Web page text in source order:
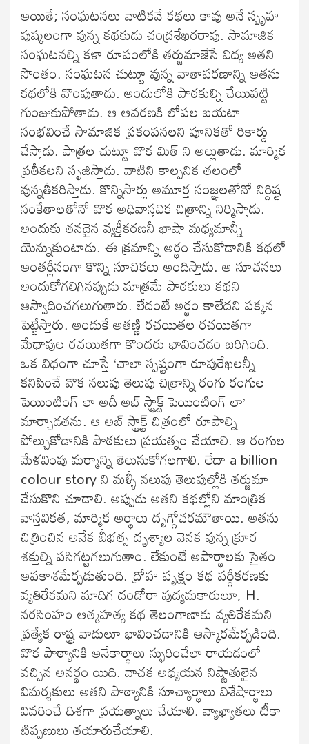
అయితే; సంఘటనలు వాటికవే కథలు కావు అనే స్పృహ
పుష్కలంగా వున్న కథకుడు చంద్రశేఖరరావు. సామాజిక
సంఘటనల్ని కళా రూపంలోకి తర్జుమాజేసే విద్య అతని
సొంతం. సంఘటన చుట్టూ వున్న వాతావరణాన్ని అతను
కథలోకి వొంపుతాడు. అందులోకి పాఠకుల్ని చేయిపట్టి
గుంజుకుపోతాడు. ఆ ఆవరణకి లోపల బయటా
సంభవించే సామాజిక ప్రకంపనలని పూనికతో రికార్డు
చేస్తాడు. పాత్రల చుట్టూ వొక మిత్ ని అల్లుతాడు. మార్మిక
ప్రతీకలని సృజిస్తాడు. వాటిని కాల్పనిక తలంలో
వున్నతీకరిస్తాడు. కొన్నిసార్లు అమూర్త సంజ్ఞలతోనో నిర్దిష్ట
సంకేతాలతోనో వొక అధివాస్తవిక చిత్రాన్ని నిర్మిస్తాడు.
అందుకు తనదైన వ్యక్తీకరణనీ భాషా మధ్యమాన్నీ
యెన్నుకుంటాడు. ఈ క్రమాన్ని అర్థం చేసుకోడానికి కథలో
అంతర్లీనంగా కొన్ని సూచికలు అందిస్తాడు. ఆ సూచనలు
అందుకోగలిగినప్పుడు మాత్రమే పాఠకులు కథని
ఆస్వాదించగలుగుతారు. లేదంటే అర్థం కాలేదని పక్కన
పెట్టేస్తారు. అందుకే అతణ్ణి రచయితల రచయితగా
మేధావుల రచయితగా కొందరు భావించడం జరిగింది.
ఒక విధంగా చూస్తే ‘చాలా స్పష్టంగా రూపురేఖలన్నీ
కనిపించే వొక నలుపు తెలుపు చిత్రాన్ని రంగు రంగుల
పెయింటింగ్ లా అదీ అబ్ స్ట్రాక్ట్ పెయింటింగ్ లా’
మార్చాడతను. ఆ అబ్ స్ట్రాక్ట్ చిత్రంలో రూపాల్ని
పోల్చుకోడానికి పాఠకులు ప్రయత్నం చేయాలి. ఆ రంగుల
మేళవింపు మర్మాన్ని తెలుసుకోగలగాలి. లేదా a billion
colour story ని మళ్ళీ నలుపు తెలుపుల్లోకి తర్జుమా
చేసుకొని చూడాలి. అప్పుడు అతని కథల్లోని మాంత్రిక
వాస్తవికత, మార్మిక అర్థాలు దృగ్గోచరమౌతాయి. అతను
చిత్రించిన అనేక బీభత్స దృశ్యాల వెనక వున్న క్రూర
శక్తుల్ని పసిగట్టగలుగుతాం. లేకుంటే అపార్థాలకు సైతం
అవకాశమేర్పడుతుంది. ద్రోహ వృక్షం కథ వర్గీకరణకు
వ్యతిరేకమని మాదిగ దండోరా వుద్యమకారులూ, H.
నరసింహం ఆత్మహత్య కథ తెలంగాణాకు వ్యతిరేకమని
ప్రత్యేక రాష్ట్ర వాదులూ భావించడానికి ఆస్కారమేర్పడింది.
వొక పాఠ్యానికి అనేకార్థాలు స్ఫురించేలా రాయడంలో
వచ్చిన అనర్థం యిది. వాచక అధ్యయన నిష్ణాతులైన
విమర్శకులు అతని పాఠ్యానికి సూచ్యార్థాలు విశేషార్థాలు
వివరించే దిశగా ప్రయత్నాలు చేయాలి. వ్యాఖ్యాతలు టీకా
టిప్పణులు తయారుచేయాలి.